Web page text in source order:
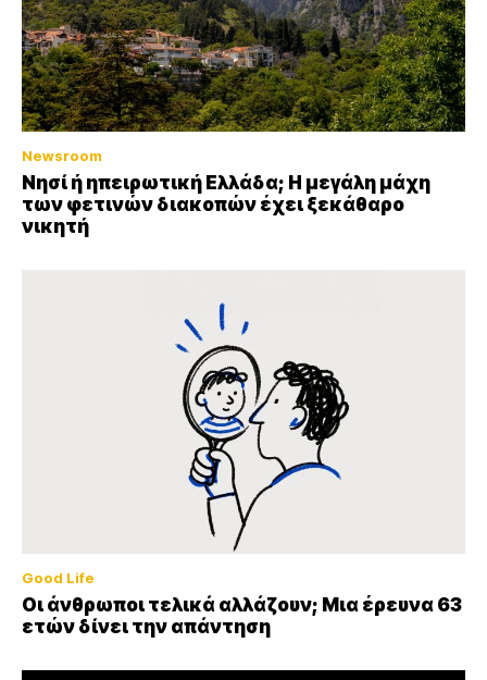
Newsroom
Νησί ή ηπειρωτική Ελλάδα; Η μεγάλη μάχη
των φετινών διακοπών έχει ξεκάθαρο
νικητή
Good Life
Οι άνθρωποι τελικά αλλάζουν; Μια έρευνα 63
ετών δίνει την απάντηση